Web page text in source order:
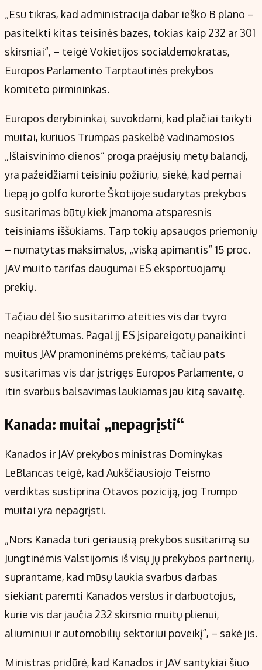
„Esu tikras, kad administracija dabar ieško B plano –
pasitelkti kitas teisinės bazes, tokias kaip 232 ar 301
skirsniai“, – teigė Vokietijos socialdemokratas,
Europos Parlamento Tarptautinės prekybos
komiteto pirmininkas.
Europos derybininkai, suvokdami, kad plačiai taikyti
muitai, kuriuos Trumpas paskelbė vadinamosios
„Išlaisvinimo dienos“ proga praėjusių metų balandį,
yra pažeidžiami teisiniu požiūriu, siekė, kad pernai
liepą jo golfo kurorte Škotijoje sudarytas prekybos
susitarimas būtų kiek įmanoma atsparesnis
teisiniams iššūkiams. Tarp tokių apsaugos priemonių
– numatytas maksimalus, „viską apimantis“ 15 proc.
JAV muito tarifas daugumai ES eksportuojamų
prekių.
Tačiau dėl šio susitarimo ateities vis dar tvyro
neapibrėžtumas. Pagal jį ES įsipareigotų panaikinti
muitus JAV pramoninėms prekėms, tačiau pats
susitarimas vis dar įstrigęs Europos Parlamente, o
itin svarbus balsavimas laukiamas jau kitą savaitę.
Kanada: muitai „nepagrįsti“
Kanados ir JAV prekybos ministras Dominykas
LeBlancas teigė, kad Aukščiausiojo Teismo
verdiktas sustiprina Otavos poziciją, jog Trumpo
muitai yra nepagrįsti.
„Nors Kanada turi geriausią prekybos susitarimą su
Jungtinėmis Valstijomis iš visų jų prekybos partnerių,
suprantame, kad mūsų laukia svarbus darbas
siekiant paremti Kanados verslus ir darbuotojus,
kurie vis dar jaučia 232 skirsnio muitų plienui,
aliuminiui ir automobilių sektoriui poveikį“, – sakė jis.
Ministras pridūrė, kad Kanados ir JAV santykiai šiuo